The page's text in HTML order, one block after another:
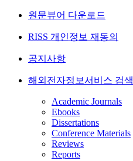
원문뷰어 다운로드
RISS 개인정보 재동의
공지사항
해외전자정보서비스 검색
Academic Journals
Ebooks
Dissertations
Conference Materials
Reviews
Reports